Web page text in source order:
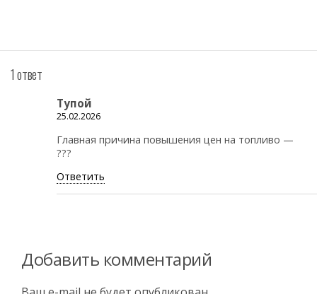
1 ответ
Тупой
25.02.2026
Главная причина повышения цен на топливо —
???
Ответить
Добавить комментарий